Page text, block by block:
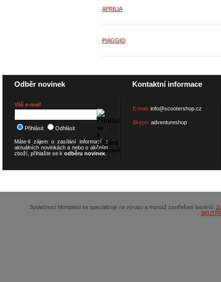
APRILIA
PIAGGIO
Odběr novinek
Váš e-mail
Přihlásit Odhlásit
Máte-li zájem o zasílání informací o
aktuálních novinkách a nebo o akčním
zboží, přihlašte se k odběru novinek.
Kontaktní informace
E-mail: info@scootershop.cz
Skype: adventureshop
Společnost Montplast se specializuje na výrobu a montáž zastřešení bazénů.